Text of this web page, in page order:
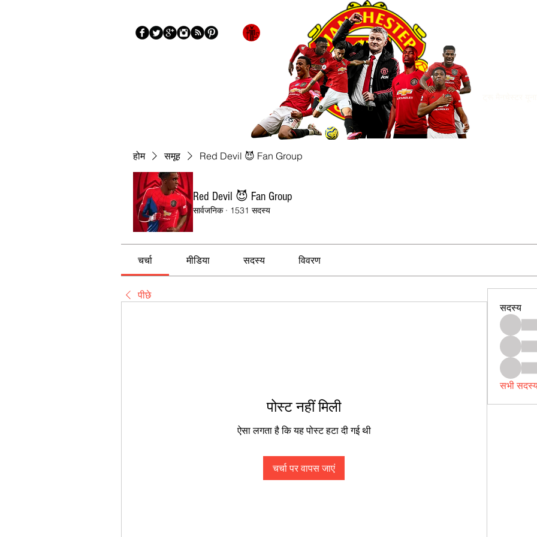
होम समूह Red Devil 😈 Fan Group
Red Devil 😈 Fan Group
सार्वजनिक · 1531 सदस्य
चर्चा मीडिया सदस्य विवरण
पीछे
पोस्ट नहीं मिली
ऐसा लगता है कि यह पोस्ट हटा दी गई थी
चर्चा पर वापस जाएं
सदस्य
सभी